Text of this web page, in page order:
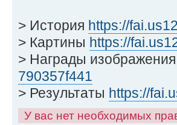
> История https://
> Картины https://
> Награды
790357f441
> Результаты https://
У вас нет необходимых